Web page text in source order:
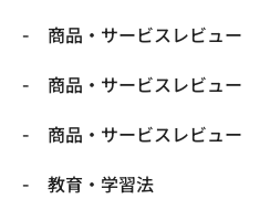
商品・サービスレビュー
商品・サービスレビュー
商品・サービスレビュー
教育・学習法